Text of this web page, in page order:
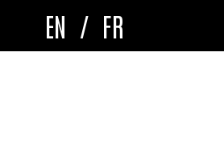
EN / FR